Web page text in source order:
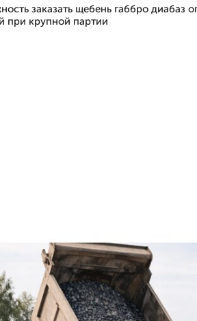
заказать щебень габбро диабаз
при крупной партии